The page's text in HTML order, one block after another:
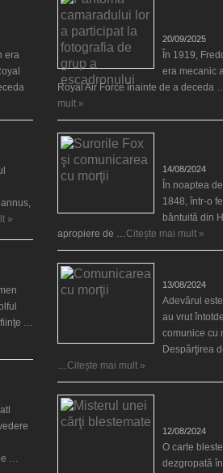
era
»
fiinţe …
…
20/09/2025
În 1919,
era mecanic
Royal Air Force înainte de a deceda
mult »
14/08/2024
În noaptea
1848, într-o
bântuită din
apropiere de …Citește mai mult »
13/08/2024
Adevărul
au vrut
comunice cu
Despărţirea
…Citește mai mult »
12/08/2024
O carte
dezgropată